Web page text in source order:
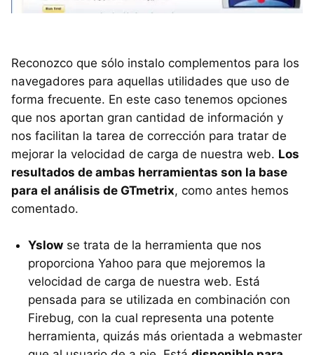
Reconozco que sólo instalo complementos para los
navegadores para aquellas utilidades que uso de
forma frecuente. En este caso tenemos opciones
que nos aportan gran cantidad de información y
nos facilitan la tarea de corrección para tratar de
mejorar la velocidad de carga de nuestra web. Los
resultados de ambas herramientas son la base
para el análisis de GTmetrix, como antes hemos
comentado.
Yslow se trata de la herramienta que nos
proporciona Yahoo para que mejoremos la
velocidad de carga de nuestra web. Está
pensada para se utilizada en combinación con
Firebug, con la cual representa una potente
herramienta, quizás más orientada a webmaster